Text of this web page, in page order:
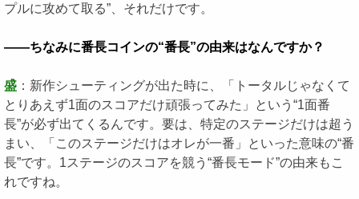
プルに攻めて取る”、それだけです。
――ちなみに番長コインの“番長”の由来はなんですか？
盛 ：新作シューティングが出た時に、「トータルじゃなくて
とりあえず1面のスコアだけ頑張ってみた」という“1面番
長”が必ず出てくるんです。要は、特定のステージだけは超う
まい、「このステージだけはオレが一番」といった意味の“番
長”です。1ステージのスコアを競う“番長モード”の由来もこ
れですね。